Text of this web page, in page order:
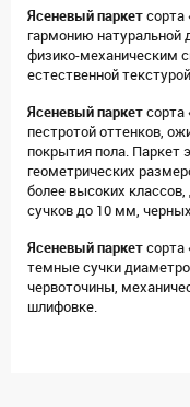
Ясеневый паркет сорта
гармонию натуральной
физико-механическим
естественной
Ясеневый паркет сорта
пестротой оттенков,
покрытия пола. Паркет
геометрических
более высоких
сучков до 10 мм,
Ясеневый паркет сорта
темные сучки
червоточины,
шлифовке.